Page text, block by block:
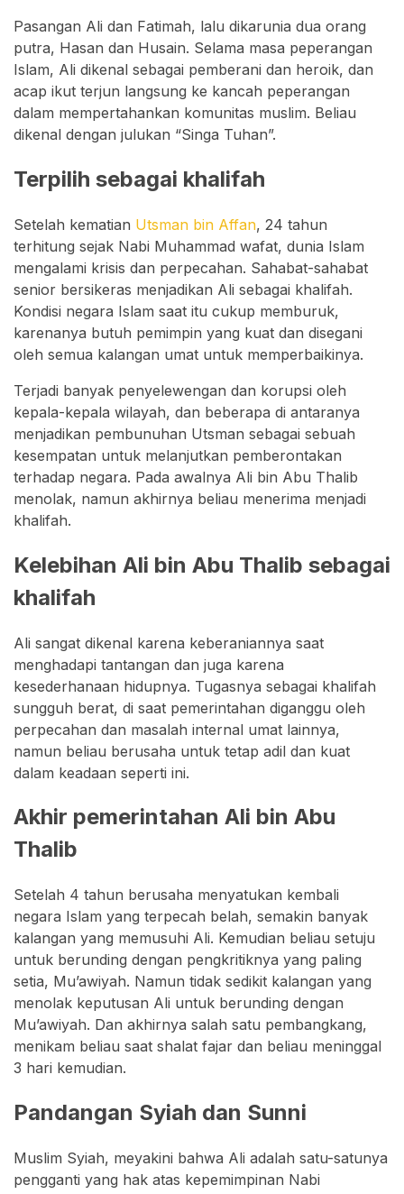
Pasangan Ali dan Fatimah, lalu dikarunia dua orang
putra, Hasan dan Husain. Selama masa peperangan
Islam, Ali dikenal sebagai pemberani dan heroik, dan
acap ikut terjun langsung ke kancah peperangan
dalam mempertahankan komunitas muslim. Beliau
dikenal dengan julukan “Singa Tuhan”.
Terpilih sebagai khalifah
Setelah kematian Utsman bin Affan, 24 tahun
terhitung sejak Nabi Muhammad wafat, dunia Islam
mengalami krisis dan perpecahan. Sahabat-sahabat
senior bersikeras menjadikan Ali sebagai khalifah.
Kondisi negara Islam saat itu cukup memburuk,
karenanya butuh pemimpin yang kuat dan disegani
oleh semua kalangan umat untuk memperbaikinya.
Terjadi banyak penyelewengan dan korupsi oleh
kepala-kepala wilayah, dan beberapa di antaranya
menjadikan pembunuhan Utsman sebagai sebuah
kesempatan untuk melanjutkan pemberontakan
terhadap negara. Pada awalnya Ali bin Abu Thalib
menolak, namun akhirnya beliau menerima menjadi
khalifah.
Kelebihan Ali bin Abu Thalib sebagai
khalifah
Ali sangat dikenal karena keberaniannya saat
menghadapi tantangan dan juga karena
kesederhanaan hidupnya. Tugasnya sebagai khalifah
sungguh berat, di saat pemerintahan diganggu oleh
perpecahan dan masalah internal umat lainnya,
namun beliau berusaha untuk tetap adil dan kuat
dalam keadaan seperti ini.
Akhir pemerintahan Ali bin Abu
Thalib
Setelah 4 tahun berusaha menyatukan kembali
negara Islam yang terpecah belah, semakin banyak
kalangan yang memusuhi Ali. Kemudian beliau setuju
untuk berunding dengan pengkritiknya yang paling
setia, Mu’awiyah. Namun tidak sedikit kalangan yang
menolak keputusan Ali untuk berunding dengan
Mu’awiyah. Dan akhirnya salah satu pembangkang,
menikam beliau saat shalat fajar dan beliau meninggal
3 hari kemudian.
Pandangan Syiah dan Sunni
Muslim Syiah, meyakini bahwa Ali adalah satu-satunya
pengganti yang hak atas kepemimpinan Nabi